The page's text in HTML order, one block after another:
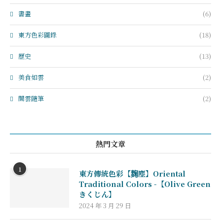
書畫 (6)
東方色彩圖錄 (18)
歷史 (13)
美食如雲 (2)
閒雲隨筆 (2)
熱門文章
1
東方傳統色彩【麹塵】Oriental
Traditional Colors -【Olive Green
きくじん】
2024 年 3 月 29 日